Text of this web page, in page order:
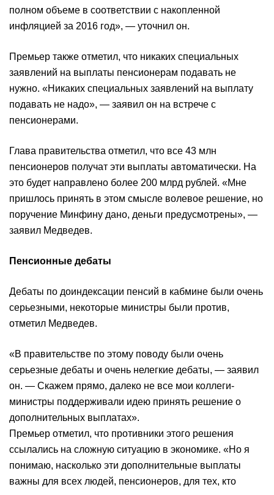
полном объеме в соответствии с накопленной
инфляцией за 2016 год», — уточнил он.
Премьер также отметил, что никаких специальных
заявлений на выплаты пенсионерам подавать не
нужно. «Никаких специальных заявлений на выплату
подавать не надо», — заявил он на встрече с
пенсионерами.
Глава правительства отметил, что все 43 млн
пенсионеров получат эти выплаты автоматически. На
это будет направлено более 200 млрд рублей. «Мне
пришлось принять в этом смысле волевое решение, но
поручение Минфину дано, деньги предусмотрены», —
заявил Медведев.
Пенсионные дебаты
Дебаты по доиндексации пенсий в кабмине были очень
серьезными, некоторые министры были против,
отметил Медведев.
«В правительстве по этому поводу были очень
серьезные дебаты и очень нелегкие дебаты, — заявил
он. — Скажем прямо, далеко не все мои коллеги-
министры поддерживали идею принять решение о
дополнительных выплатах».
Премьер отметил, что противники этого решения
ссылались на сложную ситуацию в экономике. «Но я
понимаю, насколько эти дополнительные выплаты
важны для всех людей, пенсионеров, для тех, кто